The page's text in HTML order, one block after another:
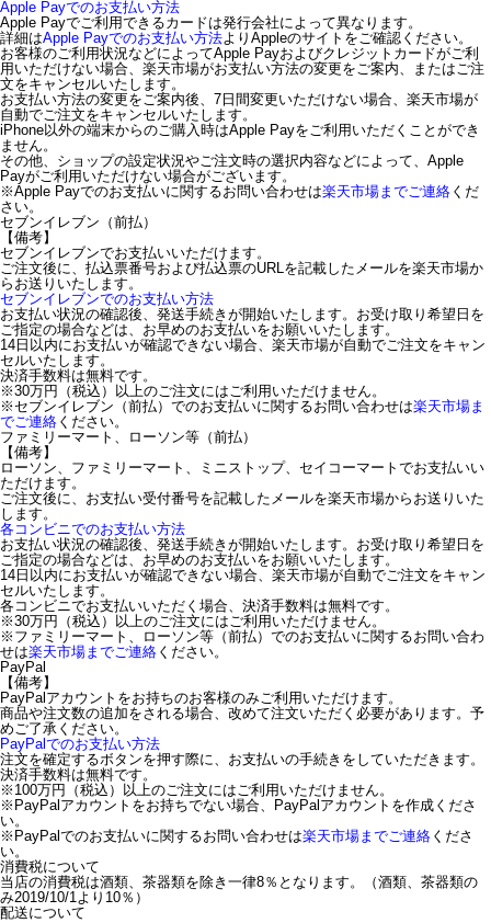
Apple Payでのお支払い方法
Apple Payでご利用できるカードは発行会社によって異なります。
詳細はApple Payでのお支払い方法よりAppleのサイトをご確認ください。
お客様のご利用状況などによってApple Payおよびクレジットカードがご利
用いただけない場合、楽天市場がお支払い方法の変更をご案内、またはご注
文をキャンセルいたします。
お支払い方法の変更をご案内後、7日間変更いただけない場合、楽天市場が
自動でご注文をキャンセルいたします。
iPhone以外の端末からのご購入時はApple Payをご利用いただくことができ
ません。
その他、ショップの設定状況やご注文時の選択内容などによって、Apple
Payがご利用いただけない場合がございます。
※Apple Payでのお支払いに関するお問い合わせは楽天市場までご連絡 くだ
さい。
セブンイレブン（前払）
【備考】
セブンイレブンでお支払いいただけます。
ご注文後に、払込票番号および払込票のURLを記載したメールを楽天市場か
らお送りいたします。
セブンイレブンでのお支払い方法
お支払い状況の確認後、発送手続きが開始いたします。お受け取り希望日を
ご指定の場合などは、お早めのお支払いをお願いいたします。
14日以内にお支払いが確認できない場合、楽天市場が自動でご注文をキャン
セルいたします。
決済手数料は無料です。
※30万円（税込）以上のご注文にはご利用いただけません。
※セブンイレブン（前払）でのお支払いに関するお問い合わせは楽天市場ま
でご連絡 ください。
ファミリーマート、ローソン等（前払）
【備考】
ローソン、ファミリーマート、ミニストップ、セイコーマートでお支払いい
ただけます。
ご注文後に、お支払い受付番号を記載したメールを楽天市場からお送りいた
します。
各コンビニでのお支払い方法
お支払い状況の確認後、発送手続きが開始いたします。お受け取り希望日を
ご指定の場合などは、お早めのお支払いをお願いいたします。
14日以内にお支払いが確認できない場合、楽天市場が自動でご注文をキャン
セルいたします。
各コンビニでお支払いいただく場合、決済手数料は無料です。
※30万円（税込）以上のご注文にはご利用いただけません。
※ファミリーマート、ローソン等（前払）でのお支払いに関するお問い合わ
せは楽天市場までご連絡 ください。
PayPal
【備考】
PayPalアカウントをお持ちのお客様のみご利用いただけます。
商品や注文数の追加をされる場合、改めて注文いただく必要があります。予
めご了承ください。
PayPalでのお支払い方法
注文を確定するボタンを押す際に、お支払いの手続きをしていただきます。
決済手数料は無料です。
※100万円（税込）以上のご注文にはご利用いただけません。
※PayPalアカウントをお持ちでない場合、PayPalアカウントを作成くださ
い。
※PayPalでのお支払いに関するお問い合わせは楽天市場までご連絡 くださ
い。
消費税について
当店の消費税は酒類、茶器類を除き一律8％となります。（酒類、茶器類の
み2019/10/1より10％）
配送について